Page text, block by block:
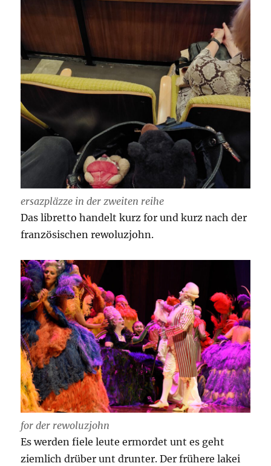
ersazpläzze in der zweiten reihe
Das libretto handelt kurz for und kurz nach der
französischen rewoluzjohn.
for der rewoluzjohn
Es werden fiele leute ermordet unt es geht
ziemlich drüber unt drunter. Der frühere lakei